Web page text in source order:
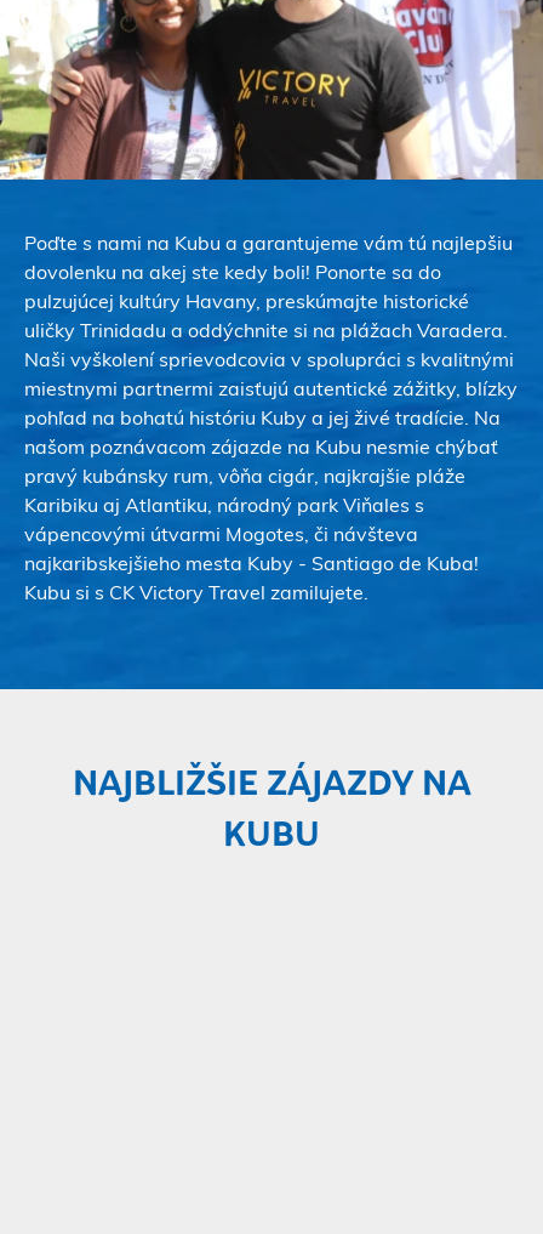
Poďte s nami na Kubu a garantujeme vám tú najlepšiu
dovolenku na akej ste kedy boli! Ponorte sa do
pulzujúcej kultúry Havany, preskúmajte historické
uličky Trinidadu a oddýchnite si na plážach Varadera.
Naši vyškolení sprievodcovia v spolupráci s kvalitnými
miestnymi partnermi zaisťujú autentické zážitky, blízky
pohľad na bohatú históriu Kuby a jej živé tradície. Na
našom poznávacom zájazde na Kubu nesmie chýbať
pravý kubánsky rum, vôňa cigár, najkrajšie pláže
Karibiku aj Atlantiku, národný park Viňales s
vápencovými útvarmi Mogotes, či návšteva
najkaribskejšieho mesta Kuby - Santiago de Kuba!
Kubu si s CK Victory Travel zamilujete.
NAJBLIŽŠIE ZÁJAZDY NA
KUBU